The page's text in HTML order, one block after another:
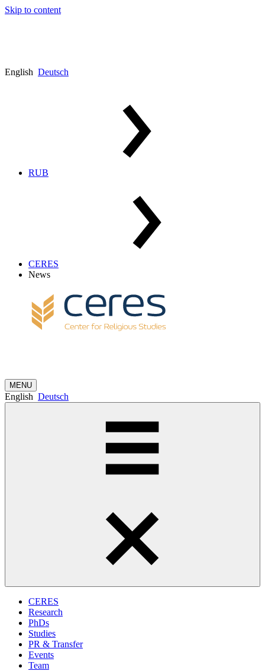
Skip to content
English Deutsch
RUB
CERES
News
MENU
English Deutsch
CERES
Research
PhDs
Studies
PR & Transfer
Events
Team